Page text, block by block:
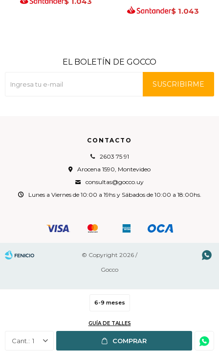
6-9 meses
GUÍA DE TALLES
1 COMPRAR
$ 1.043
CONTACTO
2603 75 91
Arocena 1590, Montevideo
consultas@gocco.uy
Lunes a Viernes de 10:00 a 19hs y Sábados de 10:00 a 18:00hs.
EL BOLETÍN DE GOCCO
SUSCRIBIRME
© Copyright 2026 /
Gocco
